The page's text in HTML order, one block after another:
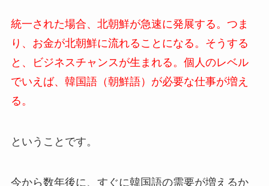
統一された場合、 北朝鮮が急速に発展する。つま
り、お金が北朝鮮に流れることになる。そうする
と、ビジネスチャンスが生まれる。個人のレベル
でいえば、韓国語（朝鮮語）が必要な仕事が増え
る。
ということです。
今から数年後に、すぐに韓国語の需要が増えるか